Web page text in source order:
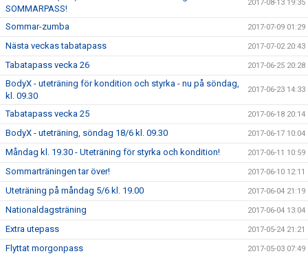
SOMMARPASS!
2017-08-13 19:35
Sommar-zumba 2017-07-09 01:29
Nästa veckas tabatapass 2017-07-02 20:43
Tabatapass vecka 26 2017-06-25 20:28
BodyX - uteträning för kondition och styrka - nu på söndag,
kl. 09.30
2017-06-23 14:33
Tabatapass vecka 25 2017-06-18 20:14
BodyX - uteträning, söndag 18/6 kl. 09.30 2017-06-17 10:04
Måndag kl. 19.30 - Uteträning för styrka och kondition! 2017-06-11 10:59
Sommarträningen tar över! 2017-06-10 12:11
Uteträning på måndag 5/6 kl. 19.00 2017-06-04 21:19
Nationaldagsträning 2017-06-04 13:04
Extra utepass 2017-05-24 21:21
Flyttat morgonpass 2017-05-03 07:49